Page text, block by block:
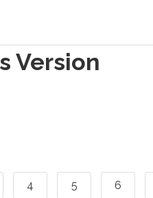
Version
4 5 6